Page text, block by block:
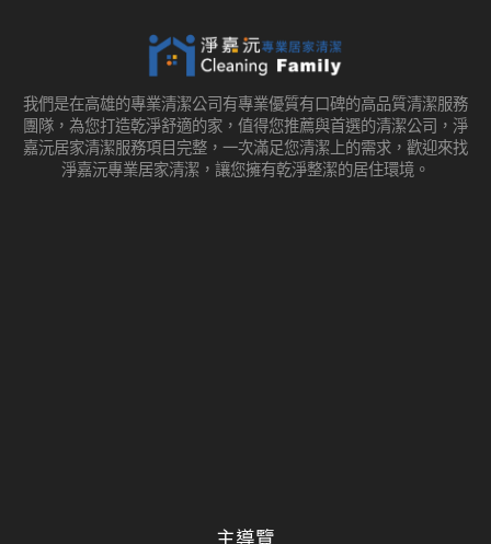
我們是在高雄的專業清潔公司有專業優質有口碑的高品質清潔服務
團隊，為您打造乾淨舒適的家，值得您推薦與首選的清潔公司，淨
嘉沅居家清潔服務項目完整，一次滿足您清潔上的需求，歡迎來找
淨嘉沅專業居家清潔，讓您擁有乾淨整潔的居住環境。
主導覽